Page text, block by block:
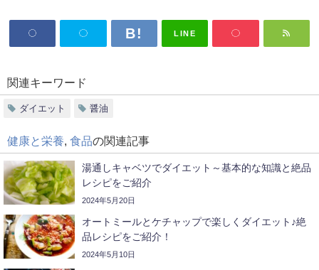
LINE
関連キーワード
ダイエット 醤油
健康と栄養 食品の関連記事
湯通しキャベツでダイエット～基本的な知識と絶品
レシピをご紹介
2024年5月20日
オートミールとケチャップで楽しくダイエット♪絶
品レシピをご紹介！
2024年5月10日